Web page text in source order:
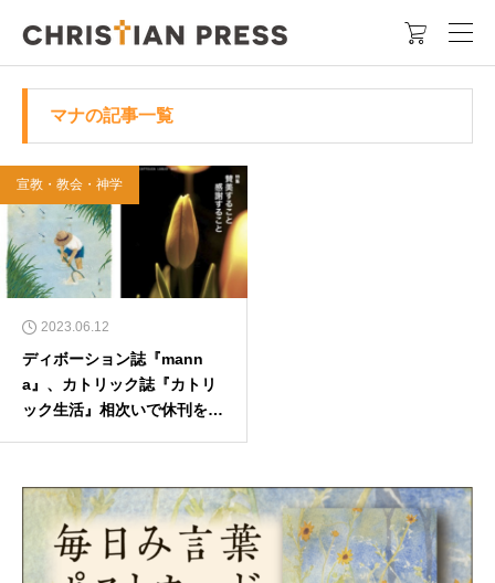

マナの記事一覧
宣教・教会・神学
2023.06.12
ディボーション誌『mann
a』、カトリック誌『カトリ
ック生活』相次いで休刊を発